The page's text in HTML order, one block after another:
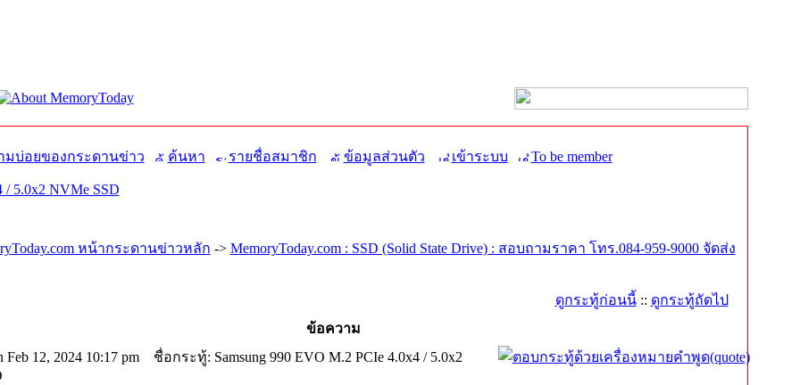
มบ่อยของกระดานข่าว ค้นหา รายชื่อสมาชิก ข้อมูลส่วนตัว เข้าระบบ To be member
/ 5.0x2 NVMe SSD
หน้ากระดานข่าวหลัก -> MemoryToday.com : SSD (Solid State Drive) : สอบถามราคา โทร.084-959-9000 จัดส่ง
ดูกระทู้ก่อนนี้:: ดูกระทู้ถัดไป
ข้อความ
12, 2024 10:17 pm
ชื่อกระทู้: Samsung 990 EVO M.2 PCIe 4.0x4 / 5.0x2